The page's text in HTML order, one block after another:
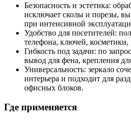
Безопасность и эстетика:
исключает сколы и порезы,
при интенсивной
Удобство для посетителей:
телефона, ключей, косметики,
Гибкость под задачи: по
вывод для фена, крепления
Универсальность: зеркало
интерьера и подходит для
офисных блоков.
Где применяется